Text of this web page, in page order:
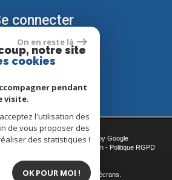
connecter
Espace propriétaire
réservés | Traduction powered by Google
Admin - Politique RGPD
compatible multi-supports,
site adaptable à tous les types d'écrans.
On en reste là
notre site
cookies
pendant
visite.
l'utilisation des
de vous proposer des
des statistiques !
OK POUR MOI !